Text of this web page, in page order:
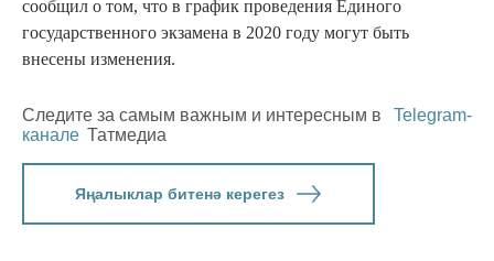
сообщил о том, что в график проведения Единого
государственного экзамена в 2020 году могут быть
внесены изменения.
Следите за самым важным и интересным в
Telegram-
канале Татмедиа
Яңалыклар битенә керегез